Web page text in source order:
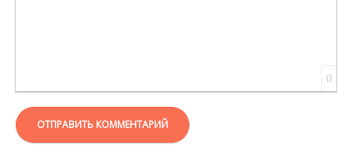
0
ОТПРАВИТЬ КОММЕНТАРИЙ